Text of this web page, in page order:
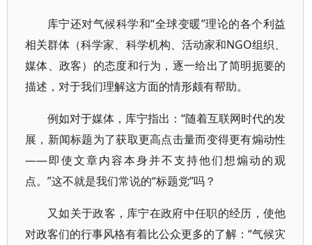
库宁还对气候科学和“全球变暖”理论的各个利益
相关群体（科学家、科学机构、活动家和NGO组织、
媒体、政客）的态度和行为，逐一给出了简明扼要的
描述，对于我们理解这方面的情形颇有帮助。
例如对于媒体，库宁指出：“随着互联网时代的发
展，新闻标题为了获取更高点击量而变得更有煽动性
——即使文章内容本身并不支持他们想煽动的观
点。”这不就是我们常说的“标题党”吗？
又如关于政客，库宁在政府中任职的经历，使他
对政客们的行事风格有着比公众更多的了解：“气候灾